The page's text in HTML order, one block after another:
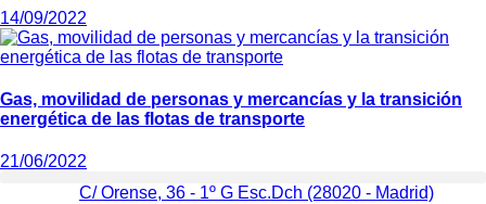
14/09/2022
Gas, movilidad de personas y mercancías y la transición
energética de las flotas de transporte
21/06/2022
C/ Orense, 36 - 1º G Esc.Dch (28020 - Madrid)